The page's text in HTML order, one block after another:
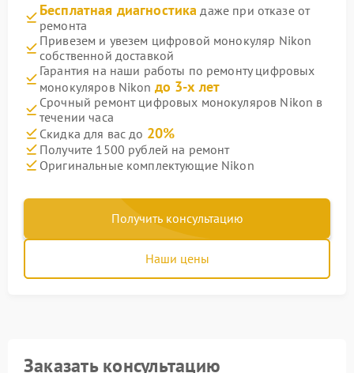
Бесплатная диагностика даже при отказе от
ремонта
Привезем и увезем цифровой монокуляр Nikon
собственной доставкой
Гарантия на наши работы по ремонту цифровых
монокуляров Nikon до 3-х лет
Срочный ремонт цифровых монокуляров Nikon в
течении часа
Скидка для вас до 20%
Получите 1500 рублей на ремонт
Оригинальные комплектующие Nikon
Получить консультацию
Наши цены
Заказать консультацию